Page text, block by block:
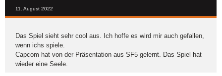
11. August 2022
Das Spiel sieht sehr cool aus. Ich hoffe es wird mir auch gefallen,
wenn ichs spiele.
Capcom hat von der Präsentation aus SF5 gelernt. Das Spiel hat
wieder eine Seele.